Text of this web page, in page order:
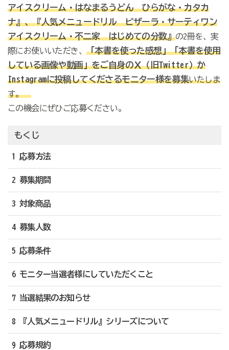
アイスクリーム・はなまるうどん ひらがな・カタカ
ナ』、『人気メニュードリル ピザーラ・サーティワン
アイスクリーム・不二家 はじめての分数』の2冊を、実
際にお使いいただき、 「本書を使った感想」「本書を使用
している画像や動画」をご自身のＸ（旧Twitter）か
Instagramに投稿してくださるモニター様を募集いたしま
す。
この機会にぜひご応募ください。
もくじ
1 応募方法
2 募集期間
3 対象商品
4 募集人数
5 応募条件
6 モニター当選者様にしていただくこと
7 当選結果のお知らせ
8 『人気メニュードリル』シリーズについて
9 応募規約